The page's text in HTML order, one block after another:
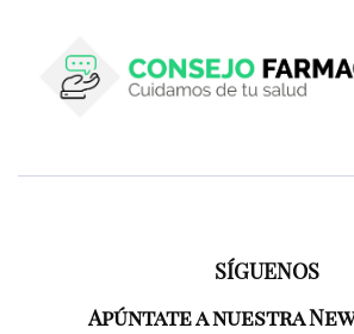
SÍGUENOS
Apúntate a nuestra